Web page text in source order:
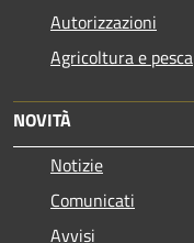
Autorizzazioni
Agricoltura e pesca
NOVITÀ
Notizie
Comunicati
Avvisi